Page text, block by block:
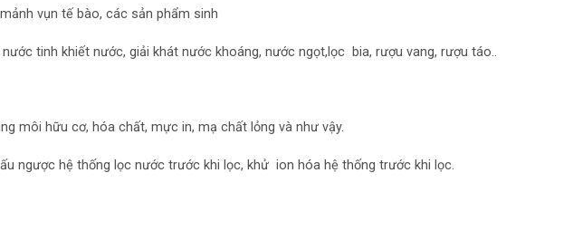
vụn tế bào, các sản phẩm sinh
tinh khiết nước, giải khát nước khoáng, nước ngọt,lọc bia, rượu vang, rượu táo..
môi hữu cơ, hóa chất, mực in, mạ chất lỏng và như vậy.
ngược hệ thống lọc nước trước khi lọc, khử ion hóa hệ thống trước khi lọc.